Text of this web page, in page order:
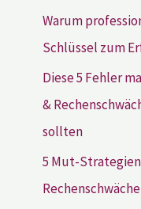
Warum
Schlüssel zum
Diese 5 Fehler
&
sollten
5 Mut-